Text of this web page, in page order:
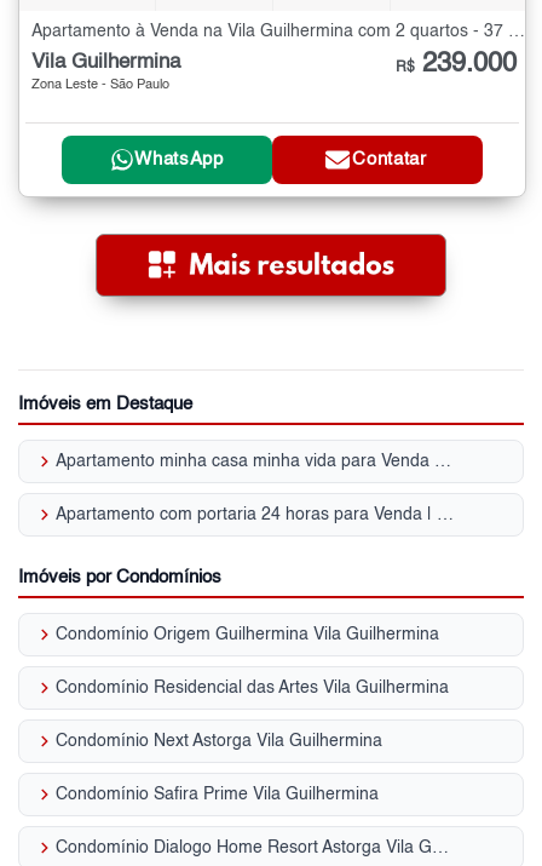
Vila Guilhermina
Zona Leste - São Paulo
R$ 239.000
WhatsApp Contatar
Imóveis em Destaque
keyboard_arrow_right Apartamento minha casa minha vida para Venda | Vila Guilhermina
keyboard_arrow_right Apartamento com portaria 24 horas para Venda | Vila Guilhermina
Imóveis por Condomínios
keyboard_arrow_right Condomínio Origem Guilhermina Vila Guilhermina
keyboard_arrow_right Condomínio Residencial das Artes Vila Guilhermina
keyboard_arrow_right Condomínio Next Astorga Vila Guilhermina
keyboard_arrow_right Condomínio Safira Prime Vila Guilhermina
keyboard_arrow_right Condomínio Dialogo Home Resort Astorga Vila Guilhermina